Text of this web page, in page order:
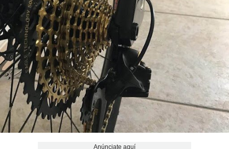
Anúnciate aquí